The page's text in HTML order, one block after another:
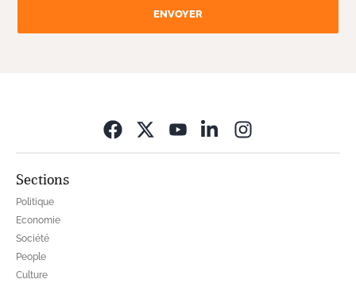
ENVOYER
Sections
Politique
Economie
Société
People
Culture